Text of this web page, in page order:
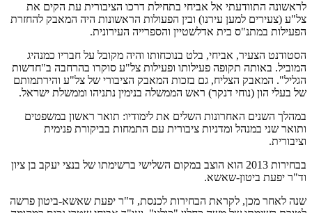
לראשונה התוודעתי אל אביחי בתחילת דרכו הציבורית עת הקים את
צל"ע (צעירים למען עירנו) ובין הפעולות הראשונות היה המאבק להחזרת
הפעילות במתנ"ס בית אדלשטיין והספרייה העירונית.
הסטודנט הצעיר, אביחי, בלט בנוכחותו והיה מקובל על חבריו כמנהיג
המוביל. באותה תקופה פעילותו ופעילות צל"ע סוקרו בהרחבה ב"חדשות
הגליל". המאבק הצליח, גם בזכות המאבק הציבורי של צל"ע והירתמותם
של בעלי הון (נוחי דנקר) ראש הממשלה בנימין נתניהו וממשלת ישראל.
במהלך השנים האחרונות השלים את לימודיו: תואר ראשון במשפטים
ותואר שני במנהל ומדניות ציבורית עם התמחות בביקורת פנימית
וציבורית.
בבחירות 2013 הוא הוצב במקום השלישי ברשימתו של בנצי יעקב בן ציון
וד"ר יפעת ביטון-שאשא.
שנה לאחר מכן, לקראת הבחירות לכנסת, ד"ר יפעת שאשא-ביטון פרשה